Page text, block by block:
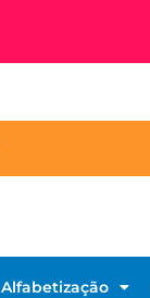
Alfabetização